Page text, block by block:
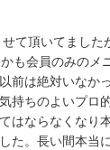
て頂いてまし
も会員のみの
前は絶対いなか
持ちのよいプロ
ならなくなり
。長い間本当